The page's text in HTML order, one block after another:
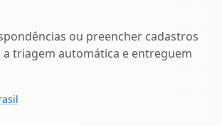
ou preencher cadastros
triagem automática e entreguem